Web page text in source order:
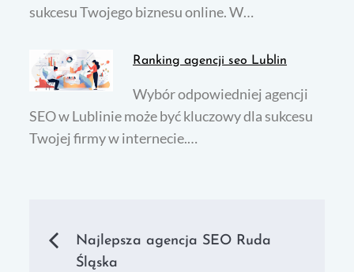
sukcesu Twojego biznesu online. W…
Ranking agencji seo Lublin
Wybór odpowiedniej agencji
SEO w Lublinie może być kluczowy dla sukcesu
Twojej firmy w internecie.…
Nawigacja
Najlepsza agencja SEO Ruda
Śląska